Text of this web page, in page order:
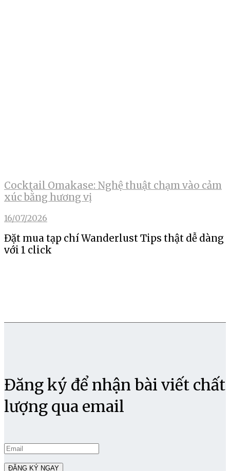
Cocktail Omakase: Nghệ thuật chạm vào cảm
xúc bằng hương vị
16/07/2026
Đặt mua tạp chí Wanderlust Tips thật dễ dàng
với 1 click
Đăng ký để nhận bài viết chất
lượng qua email